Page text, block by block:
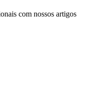
com nossos artigos